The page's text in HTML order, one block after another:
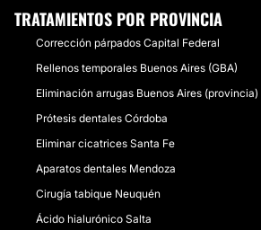
TRATAMIENTOS POR PROVINCIA
Corrección párpados Capital Federal
Rellenos temporales Buenos Aires (GBA)
Eliminación arrugas Buenos Aires (provincia)
Prótesis dentales Córdoba
Eliminar cicatrices Santa Fe
Aparatos dentales Mendoza
Cirugía tabique Neuquén
Ácido hialurónico Salta